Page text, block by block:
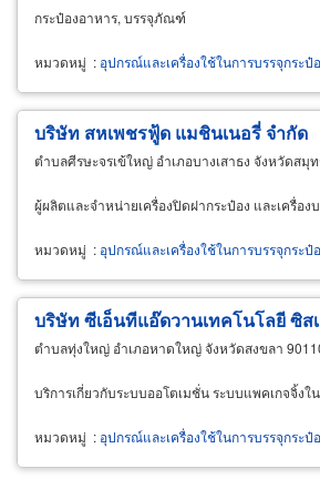
กระป๋องอาหาร, บรรจุภัณฑ์
หมวดหมู่ : อุปกรณ์และเครื่องใช้ในการบรรจุกระป๋
บริษัท สหเพชรฟู้ด แมชินเนอรี่ จำกัด
ตำบลศีรษะจรเข้ใหญ่ อำเภอบางเสาธง จังหวัดสมุ
ผู้ผลิตและจำหน่ายเครื่องปิดฝากระป๋อง และเครื่อง
หมวดหมู่ : อุปกรณ์และเครื่องใช้ในการบรรจุกระป๋
บริษัท ซีเอ็นทีแอ๊ดวานเทคโนโลยี ซิส
ตำบลทุ่งใหญ่ อำเภอหาดใหญ่ จังหวัดสงขลา
บริการเกี่ยวกับระบบออโตเมชั่น ระบบแพคเกจจิ้งใ
หมวดหมู่ : อุปกรณ์และเครื่องใช้ในการบรรจุกระป๋